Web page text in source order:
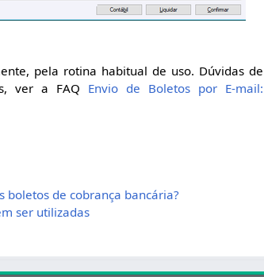
pela rotina habitual de uso. Dúvidas de
ver a FAQ Envio de Boletos por E-mail:
boletos de cobrança bancária?
ser utilizadas